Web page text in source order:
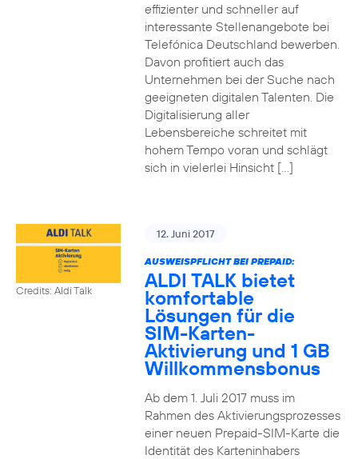
effizienter und schneller auf
interessante Stellenangebote bei
Telefónica Deutschland bewerben.
Davon profitiert auch das
Unternehmen bei der Suche nach
geeigneten digitalen Talenten. Die
Digitalisierung aller
Lebensbereiche schreitet mit
hohem Tempo voran und schlägt
sich in vielerlei Hinsicht […]
Credits: Aldi Talk
12. Juni 2017
AUSWEISPFLICHT BEI PREPAID:
ALDI TALK bietet
komfortable
Lösungen für die
SIM-Karten-
Aktivierung und 1 GB
Willkommensbonus
Ab dem 1. Juli 2017 muss im
Rahmen des Aktivierungsprozesses
einer neuen Prepaid-SIM-Karte die
Identität des Karteninhabers